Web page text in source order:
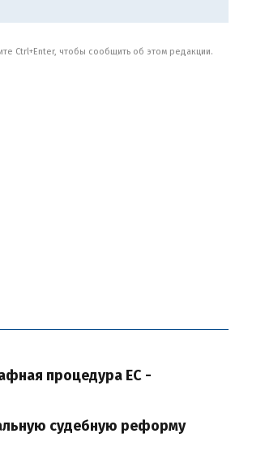
Ctrl+Enter, чтобы сообщить об этом редакции.
процедура ЕС -
судебную реформу